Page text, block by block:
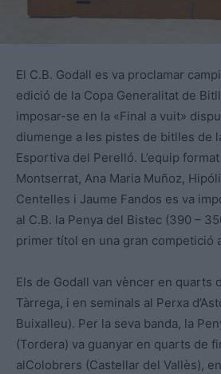
El C.B. Godall es va proclamar
edició de la Copa Generalitat de
imposar-se en la «Final a vuit»
diumenge a les pistes de bitlles de
Esportiva del Perelló. L’equip
Montserrat, Ana Maria Muñoz,
Centelles i Jaume Fandos es va
al C.B. la Penya del Bistec (390 –
primer títol en una gran competició
Els de Godall van vèncer en quarts
Tàrrega, i en seminals al Perxa
Buixalleu). Per la seva banda, la
(Tordera) va guanyar en quarts de
alColobrers (Castellar del Vallès),